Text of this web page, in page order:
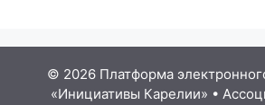
© 2026 Платформа
«Инициативы Карелии» •